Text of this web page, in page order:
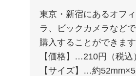
東京・新宿にあるオフ
ラ、ビックカメラなどで
購入することができま
【価格】…210円（税込
【サイズ】…約